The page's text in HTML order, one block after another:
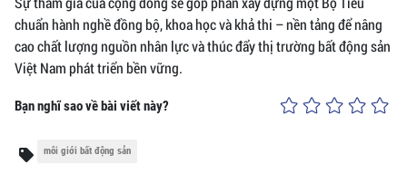
chuẩn hành nghề đồng bộ, khoa học và khả thi – nền tảng để nâng
cao chất lượng nguồn nhân lực và thúc đẩy thị trường bất động sản
Việt Nam phát triển bền vững.
Bạn nghĩ sao về bài viết này?
môi giới bất động sản